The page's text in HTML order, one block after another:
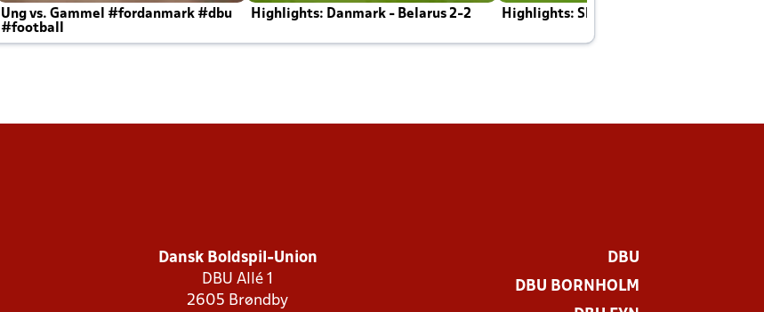
Ung vs. Gammel #fordanmark #dbu
#football
Highlights: Danmark - Belarus 2-2 Highlights: Skotland - Danmark 4-2
Dansk Boldspil-Union
DBU Allé 1
2605 Brøndby
DBU
DBU BORNHOLM